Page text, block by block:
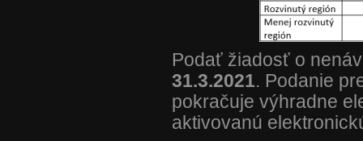
Podať žiadosť o
31.3.2021. Podanie
pokračuje výhradne
aktivovanú